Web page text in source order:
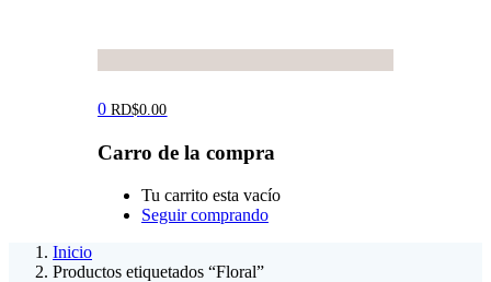
0 RD$0.00
Carro de la compra
Tu carrito esta vacío
Seguir comprando
Inicio
Productos etiquetados “Floral”